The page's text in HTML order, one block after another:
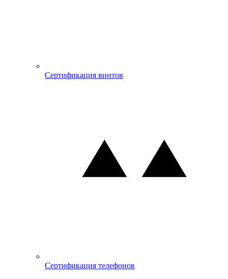
Сертификация винтов
Сертификация телефонов